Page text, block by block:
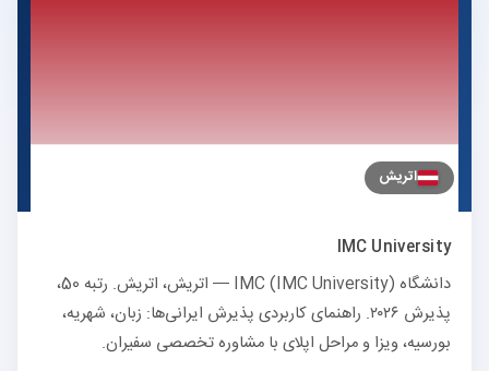
IMC University
دانشگاه IMC (IMC University) — اتریش، اتریش. رتبه 50،
پذیرش ۲۰۲۶. راهنمای کاربردی پذیرش ایرانی‌ها: زبان، شهریه،
بورسیه، ویزا و مراحل اپلای با مشاوره تخصصی سفیران.
اتریش